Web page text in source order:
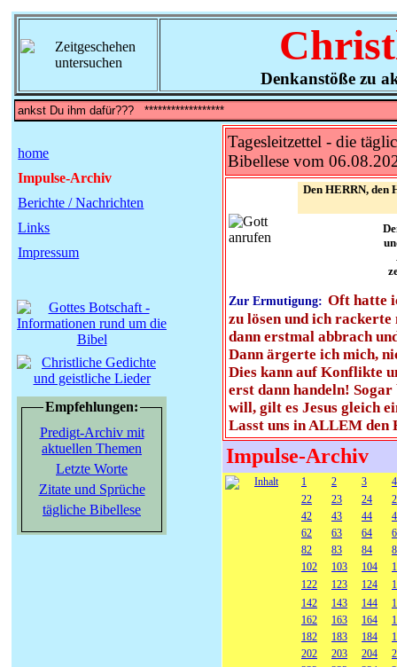
Denkanstöße zu
home
Impulse-Archiv
Berichte / Nachrichten
Links
Impressum
Empfehlungen:
Predigt-Archiv mit
aktuellen Themen
Letzte Worte
Zitate und Sprüche
tägliche Bibellese
Tagesleitzettel - die
Bibellese vom
Den HERRN, den
Zur Ermutigung: Oft hatte
zu lösen und ich
dann erstmal abbrach
Dann ärgerte ich mich,
Dies kann auf Konflikte
erst dann handeln!
will, gilt es Jesus gleich
Lasst uns in ALLEM den
Impulse-Archiv
Inhalt 1 2 3
4
22
23 24
42
43 44
62
63 64
82
83 84
102
103 104
122
123 124
142
143 144
162
163 164
182
183 184
202
203 204